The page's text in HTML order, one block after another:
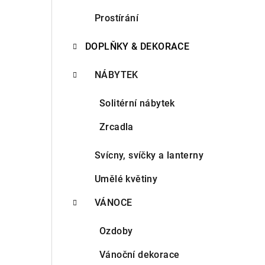
Prostírání
DOPLŇKY & DEKORACE
NÁBYTEK
Solitérní nábytek
Zrcadla
Svícny, svíčky a lanterny
Umělé květiny
VÁNOCE
Ozdoby
Vánoční dekorace